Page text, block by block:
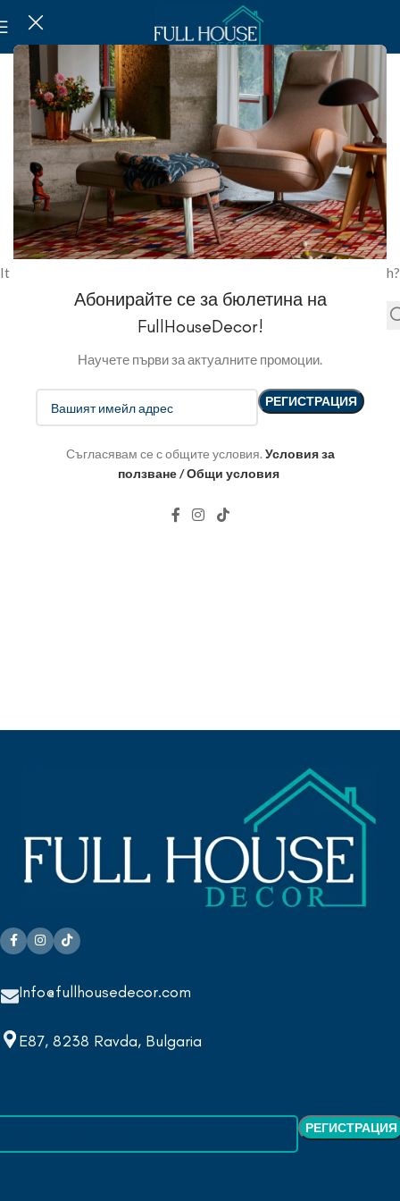
Абонирайте се за бюлетина на
FullHouseDecor!
Научете първи за актуалните промоции.
Съгласявам се с общите условия. Условия за
ползване / Общи условия
NOT FOUND
This is somewhat embarrassing, isn’t it?
It looks like nothing was found at this location. Maybe try a search?
Info@fullhousedecor.com
E87, 8238 Ravda, Bulgaria